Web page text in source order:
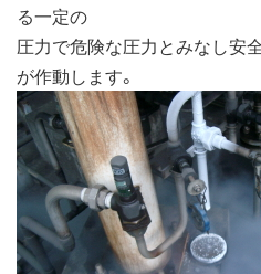
る一定の
圧力で危険な圧力とみなし安
が作動します。